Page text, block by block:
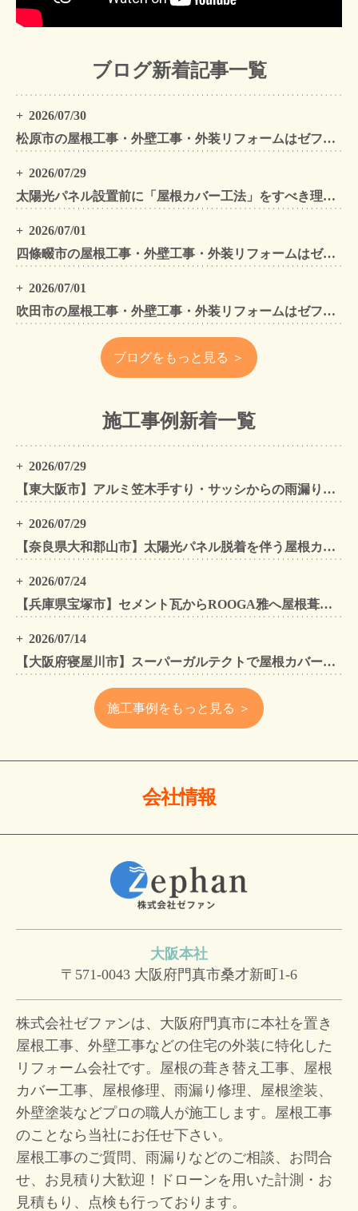
ブログ新着記事一覧
2026/07/30
松原市の屋根工事・外壁工事・外装リフォームはゼファン！松原市内の工事事例もご紹介
2026/07/29
太陽光パネル設置前に「屋根カバー工法」をすべき理由！葺き替えとの違いや費用・雨漏り対策をプロが解説
2026/07/01
四條畷市の屋根工事・外壁工事・外装リフォームはゼファン！四條畷内の工事事例もご紹介
2026/07/01
吹田市の屋根工事・外壁工事・外装リフォームはゼファン！吹田市内の工事事例もご紹介
ブログをもっと見る ＞
施工事例新着一覧
2026/07/29
【東大阪市】アルミ笠木手すり・サッシからの雨漏りを解消｜外壁金属サイディングカバー工法
2026/07/29
【奈良県大和郡山市】太陽光パネル脱着を伴う屋根カバー工法・外壁カバー工法・外壁塗装工事｜スーパーガルテクト施工事例
2026/07/24
【兵庫県宝塚市】セメント瓦からROOGA雅へ屋根葺き替え モダングレーで軽量化・外壁塗装も同時施工
2026/07/14
【大阪府寝屋川市】スーパーガルテクトで屋根カバー工法・外壁塗装・雨樋工事｜住まいをトータルリフォームした施工事例
施工事例をもっと見る ＞
会社情報
大阪本社
〒571-0043 大阪府門真市桑才新町1-6
株式会社ゼファンは、大阪府門真市に本社を置き
屋根工事、外壁工事などの住宅の外装に特化した
リフォーム会社です。屋根の葺き替え工事、屋根
カバー工事、屋根修理、雨漏り修理、屋根塗装、
外壁塗装などプロの職人が施工します。屋根工事
のことなら当社にお任せ下さい。
屋根工事のご質問、雨漏りなどのご相談、お問合
せ、お見積り大歓迎！
ドローンを用いた計測・お
見積もり、点検も行っております。